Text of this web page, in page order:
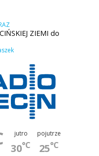
ZIEMI do
jutro
30°C
pojutrze
25°C